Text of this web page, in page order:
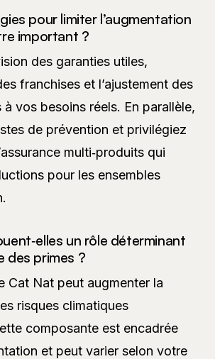
pour limiter l’augmentation
important ?
des garanties utiles,
franchises et l’ajustement des
à vos besoins réels. En parallèle,
de prévention et privilégiez
multi‑produits qui
pour les ensembles
un rôle déterminant
des primes ?
Cat Nat peut augmenter la
risques climatiques
composante est encadrée
et peut varier selon votre